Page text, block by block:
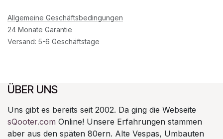
Allgemeine Geschäftsbedingungen
24 Monate Garantie
Versand: 5-6 Geschäftstage
ÜBER UNS
Uns gibt es bereits seit 2002. Da ging die Webseite
sQooter.com Online! Unsere Erfahrungen stammen
aber aus den späten 80ern. Alte Vespas, Umbauten